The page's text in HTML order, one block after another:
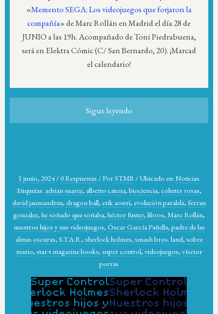
«Memento SEGA: Los videojuegos que forjaron la
compañía» de Marc Rollán en Madrid el día 28 de
JUNIO a las 19h. Acompañado de Toni Piedrabuena,
será en Elektra Cómic (C/ San Bernardo, 20). ¡Marcad
el calendario!
Sigue leyendo
1 junio, 2024 /0 Respuestas /PorSTMB / Ubicado en: Noticias
Etiquetas: adrian suarez, alberto catena, biociencia, cohetes rosas,
david jaumandreu, dragon ball, erik aostri, evolución paralela, ferran
gonzalez, he soñado que soñaba, héctor fuster, libros, Marc Rollán,
nuestros hijos y sus videojuegos, Óscar García Pañella, padre de las
almas oscuras, S.T.A.R., sherlock holmes, smash bros. land, sobre
mario, star-t magazine books, super control, videojuegos, vísctor
porras